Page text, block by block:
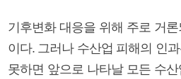
기후변화 대응을 위해 주로 거
이다. 그러나 수산업 피해의 인
못하면 앞으로 나타날 모든 수